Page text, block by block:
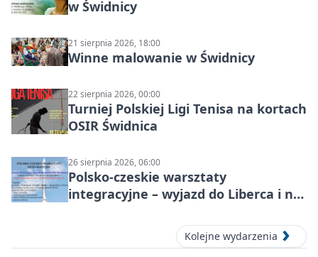
w Świdnicy
21 sierpnia 2026, 18:00
Winne malowanie w Świdnicy
22 sierpnia 2026, 00:00
Turniej Polskiej Ligi Tenisa na kortach
OSIR Świdnica
26 sierpnia 2026, 06:00
Polsko-czeskie warsztaty
integracyjne – wyjazd do Liberca i na
Kolejne wydarzenia